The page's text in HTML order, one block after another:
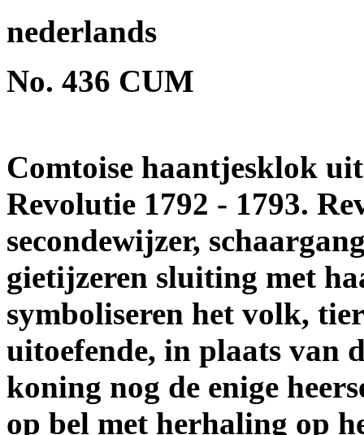
nederlands
No. 436 CUM
Comtoise haantjesklok
Revolutie 1792 - 1793.
secondewijzer,
gietijzeren sluiting met
symboliseren het volk,
uitoefende, in plaats van
koning nog de enige
op bel met herhaling op